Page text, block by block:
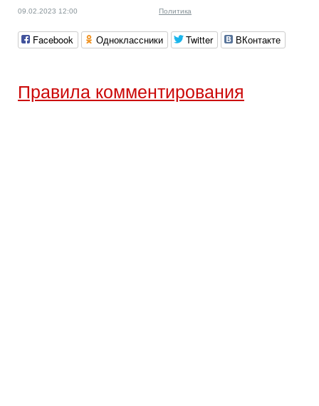
09.02.2023 12:00 Политика
Facebook Одноклассники Twitter ВКонтакте
Правила комментирования